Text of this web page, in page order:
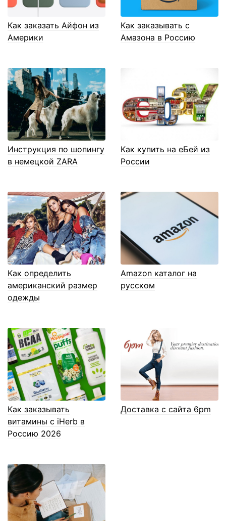
Как заказать Айфон из
Америки
Как заказывать с
Амазона в Россию
Инструкция по шопингу
в немецкой ZARA
Как купить на еБей из
России
Как определить
американский размер
одежды
Amazon каталог на
русском
Как заказывать
витамины с iHerb в
Россию 2026
Доставка с сайта 6pm